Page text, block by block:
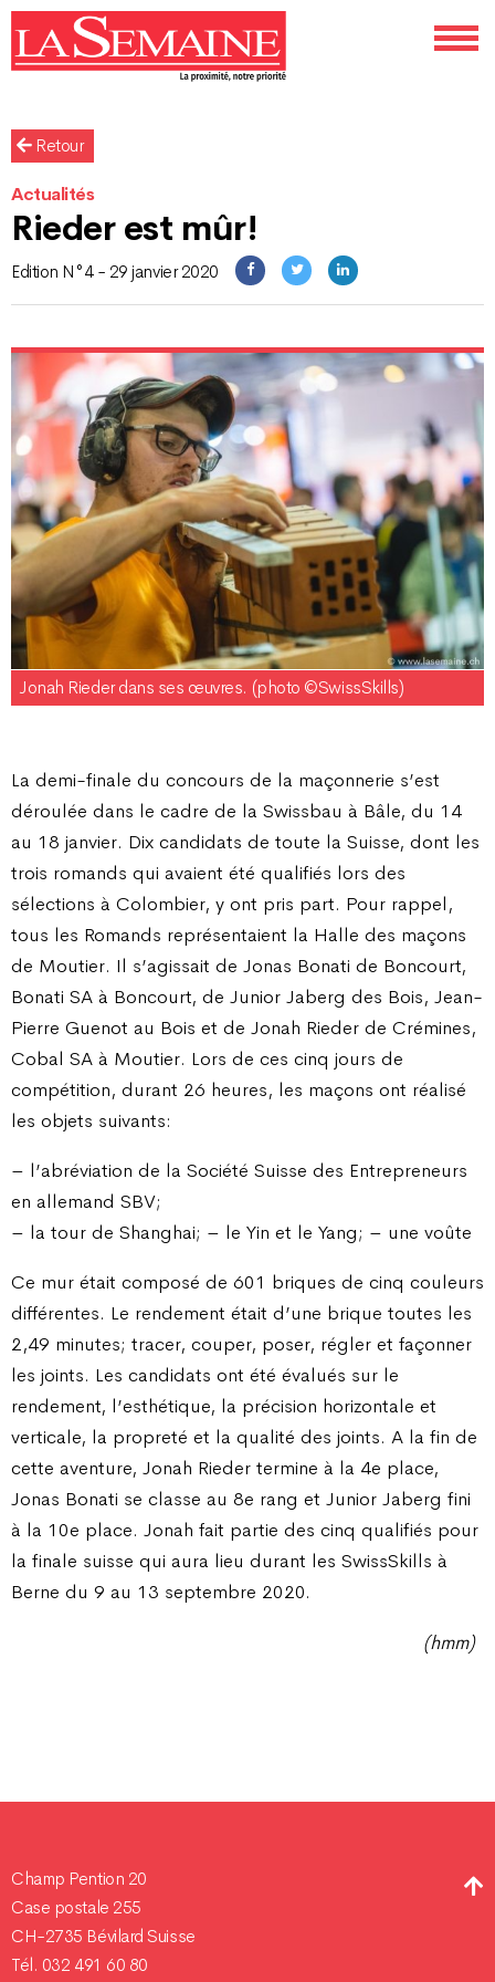
Retour
Actualités
Rieder est mûr!
Edition N°4 - 29 janvier 2020
Jonah Rieder dans ses œuvres. (photo ©SwissSkills)
La demi-finale du concours de la maçonnerie s’est
déroulée dans le cadre de la Swissbau à Bâle, du 14
au 18 janvier. Dix candidats de toute la Suisse, dont les
trois romands qui avaient été qualifiés lors des
sélections à Colombier, y ont pris part. Pour rappel,
tous les Romands représentaient la Halle des maçons
de Moutier. Il s’agissait de Jonas Bonati de Boncourt,
Bonati SA à Boncourt, de Junior Jaberg des Bois, Jean-
Pierre Guenot au Bois et de Jonah Rieder de Crémines,
Cobal SA à Moutier. Lors de ces cinq jours de
compétition, durant 26 heures, les maçons ont réalisé
les objets suivants:
– l’abréviation de la Société Suisse des Entrepreneurs
en allemand SBV;
– la tour de Shanghai; – le Yin et le Yang; – une voûte
Ce mur était composé de 601 briques de cinq couleurs
différentes. Le rendement était d’une brique toutes les
2,49 minutes; tracer, couper, poser, régler et façonner
les joints. Les candidats ont été évalués sur le
rendement, l’esthétique, la précision horizontale et
verticale, la propreté et la qualité des joints. A la fin de
cette aventure, Jonah Rieder termine à la 4e place,
Jonas Bonati se classe au 8e rang et Junior Jaberg fini
à la 10e place. Jonah fait partie des cinq qualifiés pour
la finale suisse qui aura lieu durant les SwissSkills à
Berne du 9 au 13 septembre 2020.
(hmm)
Champ Pention 20
Case postale 255
CH-2735 Bévilard Suisse
Tél. 032 491 60 80